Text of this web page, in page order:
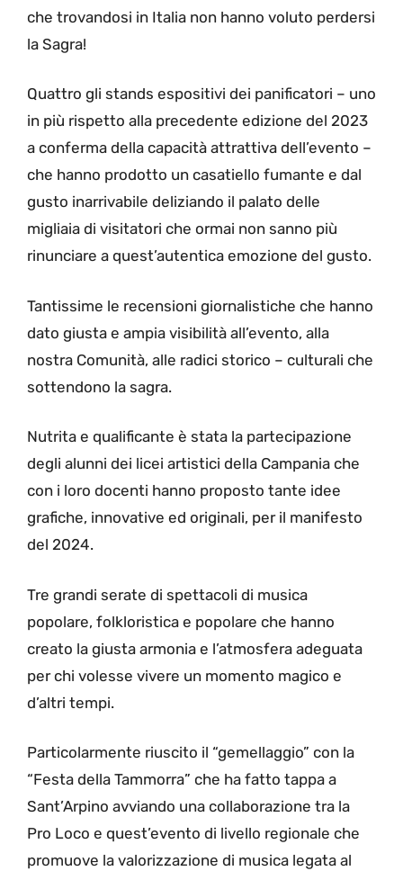
che trovandosi in Italia non hanno voluto perdersi
la Sagra!
Quattro gli stands espositivi dei panificatori – uno
in più rispetto alla precedente edizione del 2023
a conferma della capacità attrattiva dell’evento –
che hanno prodotto un casatiello fumante e dal
gusto inarrivabile deliziando il palato delle
migliaia di visitatori che ormai non sanno più
rinunciare a quest’autentica emozione del gusto.
Tantissime le recensioni giornalistiche che hanno
dato giusta e ampia visibilità all’evento, alla
nostra Comunità, alle radici storico – culturali che
sottendono la sagra.
Nutrita e qualificante è stata la partecipazione
degli alunni dei licei artistici della Campania che
con i loro docenti hanno proposto tante idee
grafiche, innovative ed originali, per il manifesto
del 2024.
Tre grandi serate di spettacoli di musica
popolare, folkloristica e popolare che hanno
creato la giusta armonia e l’atmosfera adeguata
per chi volesse vivere un momento magico e
d’altri tempi.
Particolarmente riuscito il “gemellaggio” con la
“Festa della Tammorra” che ha fatto tappa a
Sant’Arpino avviando una collaborazione tra la
Pro Loco e quest’evento di livello regionale che
promuove la valorizzazione di musica legata al